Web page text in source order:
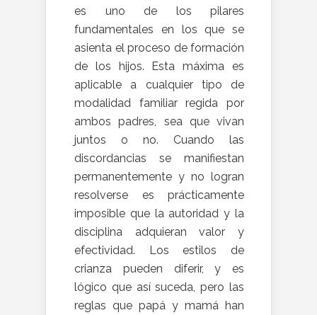
es uno de los pilares
fundamentales en los que se
asienta el proceso de formación
de los hijos. Esta máxima es
aplicable a cualquier tipo de
modalidad familiar regida por
ambos padres, sea que vivan
juntos o no. Cuando las
discordancias se manifiestan
permanentemente y no logran
resolverse es prácticamente
imposible que la autoridad y la
disciplina adquieran valor y
efectividad. Los estilos de
crianza pueden diferir, y es
lógico que así suceda, pero las
reglas que papá y mamá han